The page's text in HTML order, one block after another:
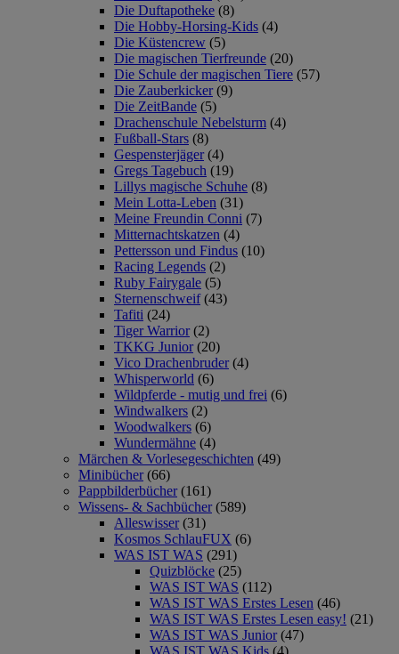
Die Duftapotheke (8)
Die Hobby-Horsing-Kids (4)
Die Küstencrew (5)
Die magischen Tierfreunde (20)
Die Schule der magischen Tiere (57)
Die Zauberkicker (9)
Die ZeitBande (5)
Drachenschule Nebelsturm (4)
Fußball-Stars (8)
Gespensterjäger (4)
Gregs Tagebuch (19)
Lillys magische Schuhe (8)
Mein Lotta-Leben (31)
Meine Freundin Conni (7)
Mitternachtskatzen (4)
Pettersson und Findus (10)
Racing Legends (2)
Ruby Fairygale (5)
Sternenschweif (43)
Tafiti (24)
Tiger Warrior (2)
TKKG Junior (20)
Vico Drachenbruder (4)
Whisperworld (6)
Wildpferde - mutig und frei (6)
Windwalkers (2)
Woodwalkers (6)
Wundermähne (4)
Märchen & Vorlesegeschichten (49)
Minibücher (66)
Pappbilderbücher (161)
Wissens- & Sachbücher (589)
Alleswisser (31)
Kosmos SchlauFUX (6)
WAS IST WAS (291)
Quizblöcke (25)
WAS IST WAS (112)
WAS IST WAS Erstes Lesen (46)
WAS IST WAS Erstes Lesen easy! (21)
WAS IST WAS Junior (47)
WAS IST WAS Kids (4)